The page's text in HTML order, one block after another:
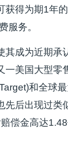
获得为期1年
服务。
其成为近期承
一美国大型零
和全球
先后出现过类
偿金高达1.48